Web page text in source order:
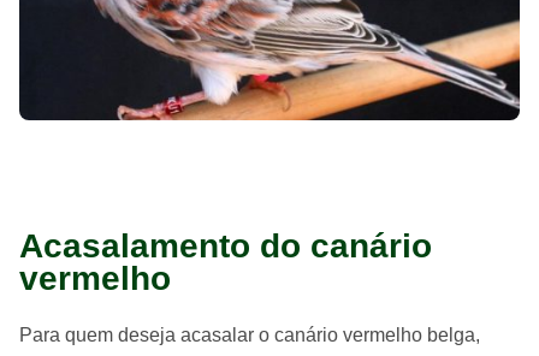
Acasalamento do canário
vermelho
Para quem deseja acasalar o canário vermelho belga,